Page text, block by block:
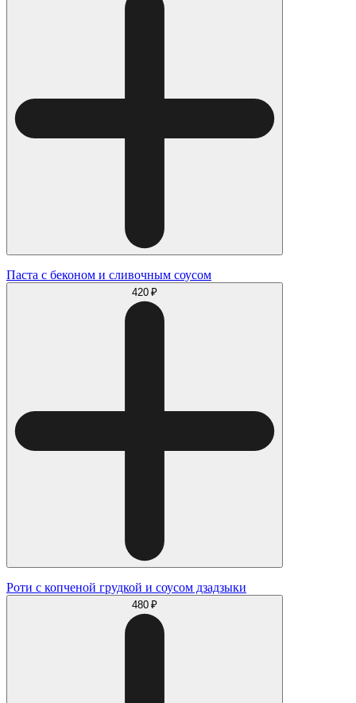
Паста с беконом и сливочным соусом
420 ₽
Роти с копченой грудкой и соусом дзадзыки
480 ₽